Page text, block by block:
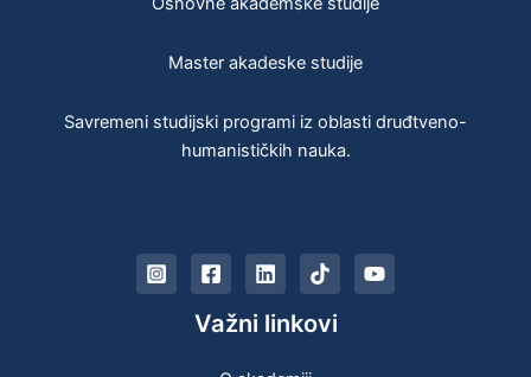
Master akadeske studije
Savremeni studijski programi iz oblasti druđtveno-
humanističkih nauka.
Važni linkovi